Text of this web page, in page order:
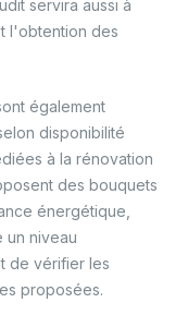
servira aussi à
l'obtention des
également
disponibilité
à la rénovation
des bouquets
énergétique,
un niveau
de vérifier les
proposées.